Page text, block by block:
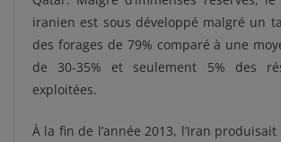
iranien est sous développé malgré un
des forages de 79% comparé à une
de 30-35% et seulement 5% des
exploitées.
À la fin de l’année 2013, l’Iran